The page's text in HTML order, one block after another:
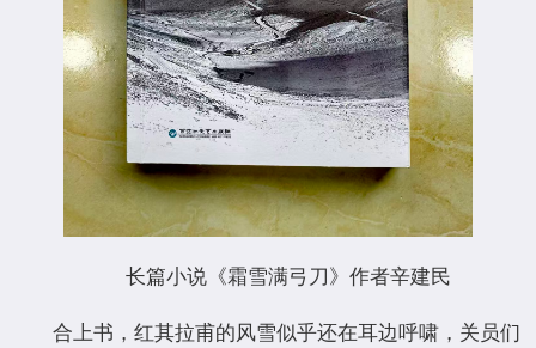
长篇小说《霜雪满弓刀》作者辛建民
合上书，红其拉甫的风雪似乎还在耳边呼啸，关员们